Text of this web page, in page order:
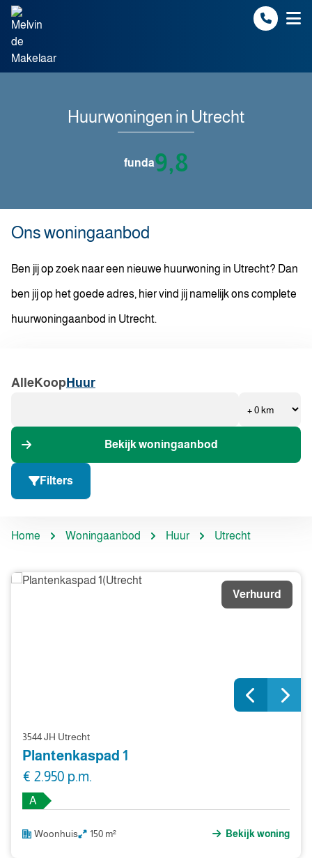
Spring naar inhoud
Huurwoningen in Utrecht
funda9,8
Ons woningaanbod
Ben jij op zoek naar een nieuwe huurwoning in Utrecht? Dan
ben jij op het goede adres, hier vind jij namelijk ons complete
huurwoningaanbod in Utrecht.
Alle Koop Huur
Bekijk woningaanbod
Filters
Home Woningaanbod Huur Utrecht
Verhuurd
3544 JH Utrecht
Plantenkaspad 1
€ 2.950 p.m.
A
Woonhuis 150 m² Bekijk woning